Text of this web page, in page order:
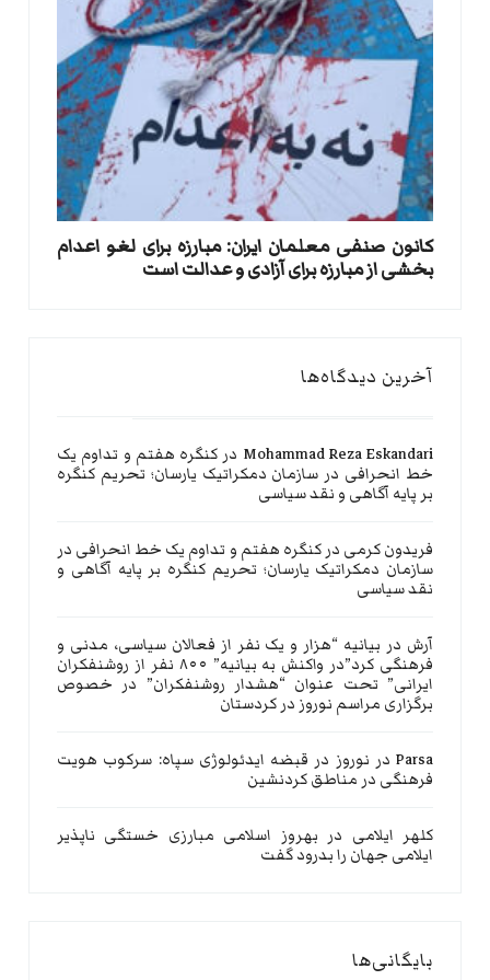
کانون صنفی معلمان ایران: مبارزه برای لغو اعدام
بخشی از مبارزه برای آزادی و عدالت است
آخرین دیدگاه‌ها
Mohammad Reza Eskandari در کنگره هفتم و تداوم یک
خط انحرافی در سازمان دمکراتیک یارسان؛ تحریم کنگره
بر پایه آگاهی و نقد سیاسی
فریدون کرمی درکنگره هفتم و تداوم یک خط انحرافی در
سازمان دمکراتیک یارسان؛ تحریم کنگره بر پایه آگاهی و
نقد سیاسی
آرش در بیانیه “هزار و یک نفر از فعالان سیاسی، مدنی و
فرهنگی کرد”در واکنش به بیانیه” ۸۰۰ نفر از روشنفکران
ایرانی” تحت عنوان “هشدار روشنفکران” در خصوص
برگزاری مراسم نوروز در کردستان
Parsa در نوروز در قبضه ایدئولوژی سپاه: سرکوب هویت
فرهنگی در مناطق کردنشین
کلهر ایلامی در بهروز اسلامی مبارزی خستگی ناپذیر
ایلامی جهان را بدرود گفت
بایگانی‌ها